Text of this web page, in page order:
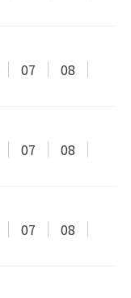
07
08
07
08
07
08